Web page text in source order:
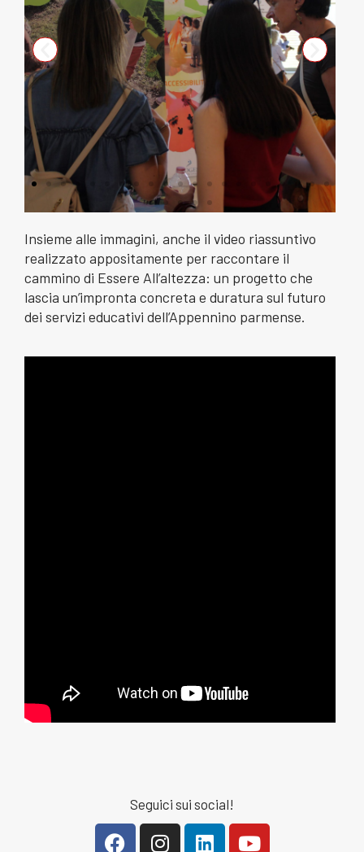
Insieme alle immagini, anche il video riassuntivo
realizzato appositamente per raccontare il
cammino di Essere All’altezza: un progetto che
lascia un’impronta concreta e duratura sul futuro
dei servizi educativi dell’Appennino parmense.
Seguici sui social!